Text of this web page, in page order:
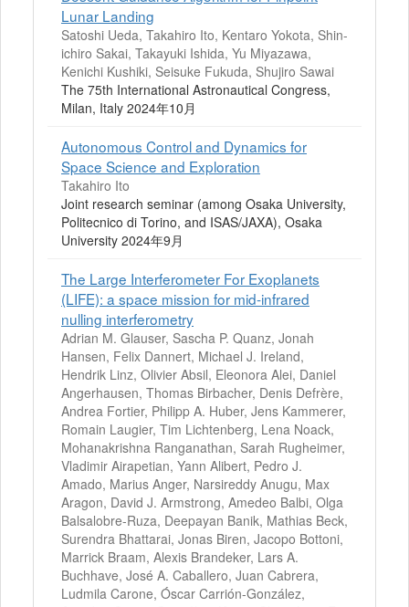
Lunar Landing
Satoshi Ueda, Takahiro Ito, Kentaro Yokota, Shin-
ichiro Sakai, Takayuki Ishida, Yu Miyazawa,
Kenichi Kushiki, Seisuke Fukuda, Shujiro Sawai
The 75th International Astronautical Congress,
Milan, Italy 2024年10月
Autonomous Control and Dynamics for
Space Science and Exploration
Takahiro Ito
Joint research seminar (among Osaka University,
Politecnico di Torino, and ISAS/JAXA), Osaka
University 2024年9月
The Large Interferometer For Exoplanets
(LIFE): a space mission for mid-infrared
nulling interferometry
Adrian M. Glauser, Sascha P. Quanz, Jonah
Hansen, Felix Dannert, Michael J. Ireland,
Hendrik Linz, Olivier Absil, Eleonora Alei, Daniel
Angerhausen, Thomas Birbacher, Denis Defrère,
Andrea Fortier, Philipp A. Huber, Jens Kammerer,
Romain Laugier, Tim Lichtenberg, Lena Noack,
Mohanakrishna Ranganathan, Sarah Rugheimer,
Vladimir Airapetian, Yann Alibert, Pedro J.
Amado, Marius Anger, Narsireddy Anugu, Max
Aragon, David J. Armstrong, Amedeo Balbi, Olga
Balsalobre-Ruza, Deepayan Banik, Mathias Beck,
Surendra Bhattarai, Jonas Biren, Jacopo Bottoni,
Marrick Braam, Alexis Brandeker, Lars A.
Buchhave, José A. Caballero, Juan Cabrera,
Ludmila Carone, Óscar Carrión-González,